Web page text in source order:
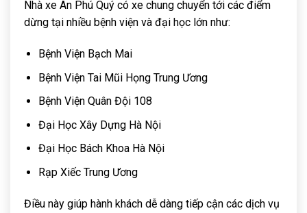
Nhà xe An Phú Quý có xe chung chuyển tới các điểm
dừng tại nhiều bệnh viện và đại học lớn như:
Bệnh Viện Bạch Mai
Bệnh Viện Tai Mũi Họng Trung Ương
Bệnh Viện Quân Đội 108
Đại Học Xây Dựng Hà Nội
Đại Học Bách Khoa Hà Nội
Rạp Xiếc Trung Ương
Điều này giúp hành khách dễ dàng tiếp cận các dịch vụ